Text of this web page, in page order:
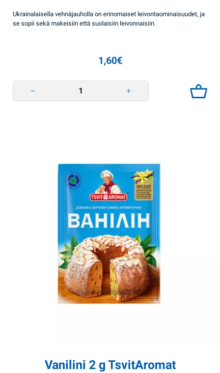
Ukrainalaisella vehnäjauholla on erinomaiset leivontaominaisuudet, ja
se sopii sekä makeisiin että suolaisiin leivonnaisiin.
1,60€
Vanilini 2 g TsvitAromat